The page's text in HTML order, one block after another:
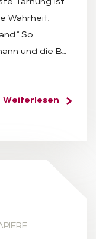
Tarnung ist
Wahrheit.
So
und die B…
Weiterlesen